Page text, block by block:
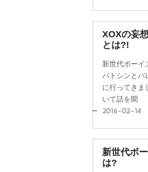
XOXの妄
とは?!
新世代ボーイ
バトシンとバ
に行ってきま
いて話を聞
2016-02-14
新世代ボ
は?